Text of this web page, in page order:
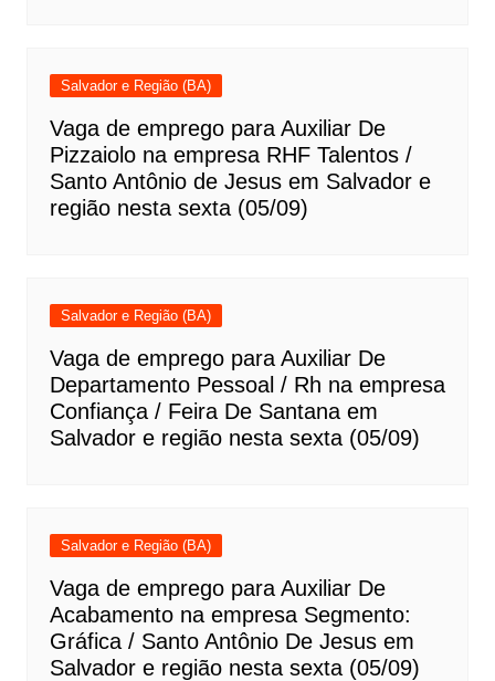
Salvador e Região (BA)
Vaga de emprego para Auxiliar De
Pizzaiolo na empresa RHF Talentos /
Santo Antônio de Jesus em Salvador e
região nesta sexta (05/09)
Salvador e Região (BA)
Vaga de emprego para Auxiliar De
Departamento Pessoal / Rh na empresa
Confiança / Feira De Santana em
Salvador e região nesta sexta (05/09)
Salvador e Região (BA)
Vaga de emprego para Auxiliar De
Acabamento na empresa Segmento:
Gráfica / Santo Antônio De Jesus em
Salvador e região nesta sexta (05/09)